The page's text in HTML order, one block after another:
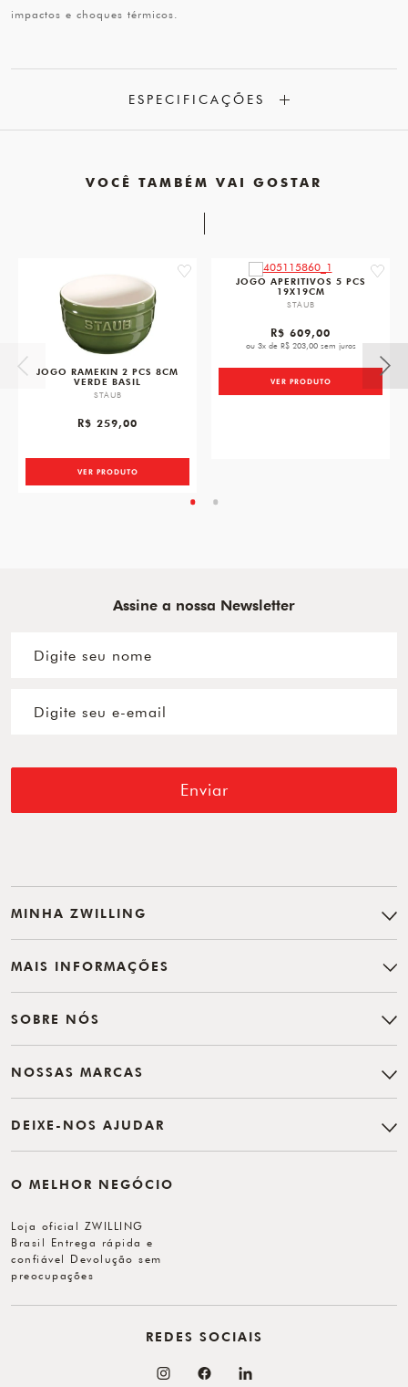
impactos e choques térmicos.
ESPECIFICAÇÕES
VOCÊ TAMBÉM VAI GOSTAR
favorite
JOGO RAMEKIN 2 PCS 8CM
VERDE BASIL
STAUB
R$ 259,00
VER PRODUTO
JOGO APERITIVOS 5 PCS
19X19CM
STAUB
R$ 609,00
ou 3x de R$ 203,00 sem juros
VER PRODUTO
Assine a nossa Newsletter
Enviar
MINHA ZWILLING
MAIS INFORMAÇÕES
SOBRE NÓS
NOSSAS MARCAS
DEIXE-NOS AJUDAR
O MELHOR NEGÓCIO
Loja oficial ZWILLING
Brasil Entrega rápida e
confiável Devolução sem
preocupações
REDES SOCIAIS